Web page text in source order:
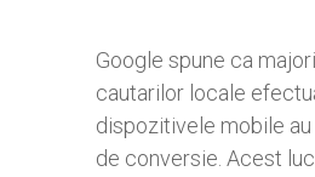
Google spune ca
cautarilor locale
dispozitivele mobile
de conversie. Acest